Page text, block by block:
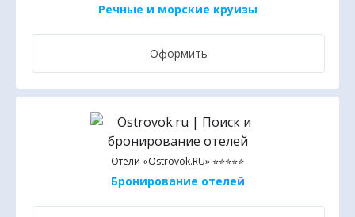
Речные и морские круизы
Оформить
Отели «Ostrovok.RU» ⭐⭐⭐⭐⭐
Бронирование отелей